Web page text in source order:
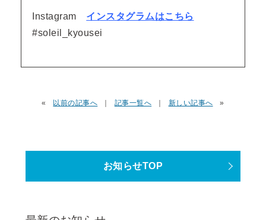
Instagram インスタグラムはこちら
#soleil_kyousei
« 以前の記事へ ｜ 記事一覧へ ｜ 新しい記事へ »
お知らせTOP